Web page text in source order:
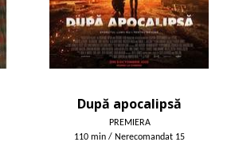
După apocalipsă
PREMIERA
110 min / Nerecomandat 15